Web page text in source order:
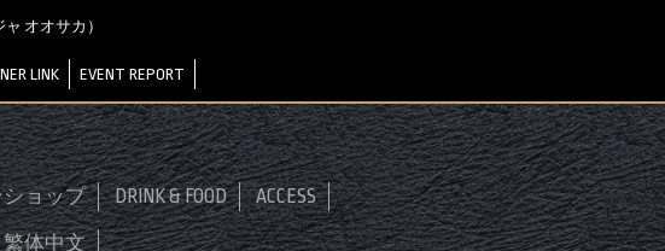
ャ オオサカ）
LINK EVENT REPORT
ショップ DRINK & FOOD ACCESS
繁体中文